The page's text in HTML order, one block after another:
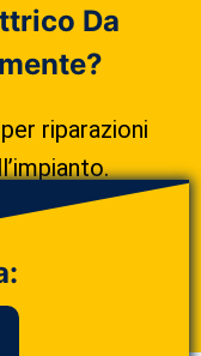
Da
riparazioni